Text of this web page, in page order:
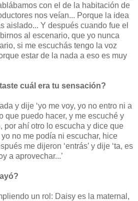
con el de la habitación de
nos veían... Porque la idea
aislado... Y después cuando fue el
al escenario, que yo nunca
si me escuchás tengo la voz
estar de la nada a eso es muy
cuál era tu sensación?
y dije ‘yo me voy, yo no entro ni a
que puedo hacer, y me escuché y
por ahí otro lo escucha y dice que
no me podía ni escuchar, hice
me dijeron ‘entrás’ y dije ‘ta, es
a aprovechar...’
un rol: Daisy es la maternal,